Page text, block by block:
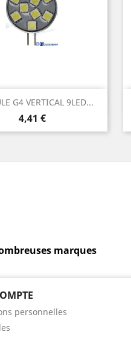
G4 VERTICAL 9LED...
Prix
4,41 €
Aperçu rapide
marques
personnelles